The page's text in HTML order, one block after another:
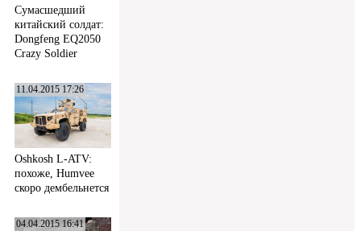
Сумасшедший
китайский солдат:
Dongfeng EQ2050
Crazy Soldier
11.04.2015 17:26
Oshkosh L-ATV:
похоже, Humvee
скоро дембельнется
04.04.2015 16:41